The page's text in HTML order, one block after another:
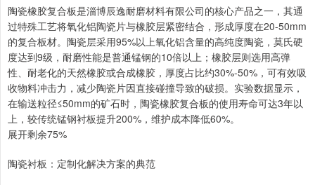
陶瓷橡胶复合板是淄博辰逸耐磨材料有限公司的核心产品之一，其通
过特殊工艺将氧化铝陶瓷片与橡胶层紧密结合，形成厚度在20-50mm
的复合板材。陶瓷层采用95%以上氧化铝含量的高纯度陶瓷，莫氏硬
度达到9级，耐磨性能是普通锰钢的10倍以上；橡胶层则选用高弹
性、耐老化的天然橡胶或合成橡胶，厚度占比约30%-50%，可有效吸
收物料冲击力，减少陶瓷片因直接碰撞导致的破损。实验数据显示，
在输送粒径≤50mm的矿石时，陶瓷橡胶复合板的使用寿命可达3年以
上，较传统锰钢衬板提升200%，维护成本降低60%。
展开剩余75%
陶瓷衬板：定制化解决方案的典范